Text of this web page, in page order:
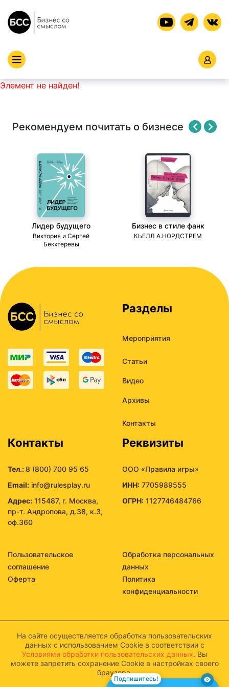
Элемент не найден!
Рекомендуем почитать о бизнесе
Лидер будущего
Виктория и Сергей
Бекхтеревы
Бизнес в стиле фанк
КЬЕЛЛ А.НОРДСТРЕМ
Разделы
Мероприятия
Статьи
Видео
Архивы
Контакты
Контакты
Тел.:8 (800) 700 95 65
Email: info@rulesplay.ru
Адрес: 115487, г. Москва,
пр-т. Андропова, д.38, к.3,
оф.360
Реквизиты
ООО «Правила игры»
ИНН: 7705989555
ОГРН: 1127746484766
Пользовательское
соглашение
Обработка персональных
данных
Оферта
Политика
конфиденциальности
На сайте осуществляется обработка пользовательских
данных с использованием Cookie в соответствии с
Условиями обработки пользовательских данных. Вы
можете запретить сохранение Cookie в настройках своего
браузера.
Подпишитесь!